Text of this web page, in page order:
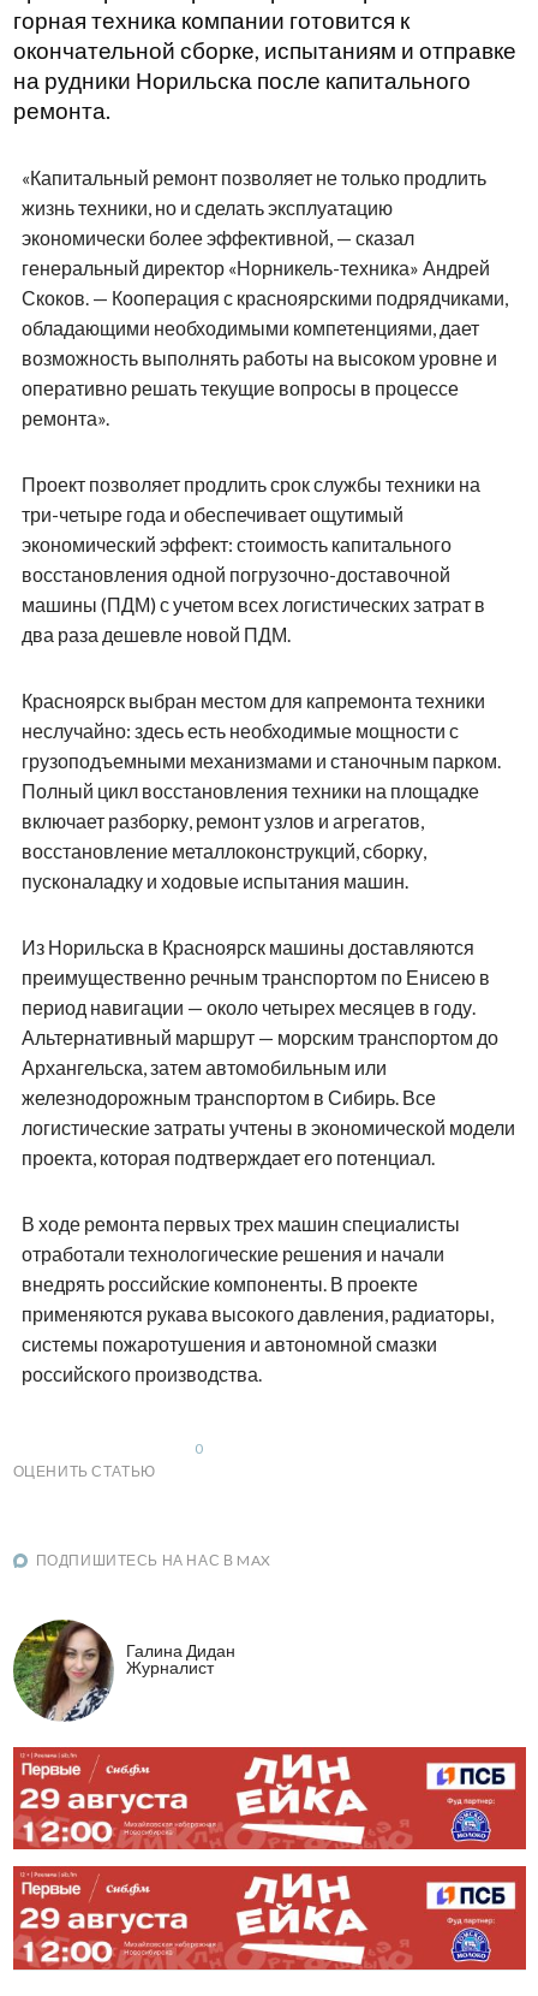
горная техника компании готовится к
окончательной сборке, испытаниям и отправке
на рудники Норильска после капитального
ремонта.
«Капитальный ремонт позволяет не только продлить
жизнь техники, но и сделать эксплуатацию
экономически более эффективной, — сказал
генеральный директор «Норникель-техника» Андрей
Скоков. — Кооперация с красноярскими подрядчиками,
обладающими необходимыми компетенциями, дает
возможность выполнять работы на высоком уровне и
оперативно решать текущие вопросы в процессе
ремонта».
Проект позволяет продлить срок службы техники на
три-четыре года и обеспечивает ощутимый
экономический эффект: стоимость капитального
восстановления одной погрузочно-доставочной
машины (ПДМ) с учетом всех логистических затрат в
два раза дешевле новой ПДМ.
Красноярск выбран местом для капремонта техники
неслучайно: здесь есть необходимые мощности с
грузоподъемными механизмами и станочным парком.
Полный цикл восстановления техники на площадке
включает разборку, ремонт узлов и агрегатов,
восстановление металлоконструкций, сборку,
пусконаладку и ходовые испытания машин.
Из Норильска в Красноярск машины доставляются
преимущественно речным транспортом по Енисею в
период навигации — около четырех месяцев в году.
Альтернативный маршрут — морским транспортом до
Архангельска, затем автомобильным или
железнодорожным транспортом в Сибирь. Все
логистические затраты учтены в экономической модели
проекта, которая подтверждает его потенциал.
В ходе ремонта первых трех машин специалисты
отработали технологические решения и начали
внедрять российские компоненты. В проекте
применяются рукава высокого давления, радиаторы,
системы пожаротушения и автономной смазки
российского производства.
ОЦЕНИТЬ СТАТЬЮ
0
ПОДПИШИТЕСЬ НА НАС В MAX
Галина Дидан
Журналист